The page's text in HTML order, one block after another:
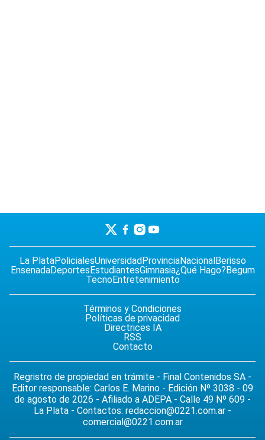
La PlataPolicialesUniversidad ProvinciaNacional Berisso
EnsenadaDeportes EstudiantesGimnasia¿Qué Hago? Begum
TecnoEntretenimiento
Términos y Condiciones
Políticas de privacidad
Directrices IA
RSS
Contacto
Regristro de propiedad en trámite - Final Contenidos SA -
Editor responsable: Carlos E. Marino - Edición Nº 3038 - 09
de agosto de 2026 - Afiliado a ADEPA - Calle 49 Nº 609 -
La Plata - Contactos: redaccion@0221.com.ar -
comercial@0221.com.ar